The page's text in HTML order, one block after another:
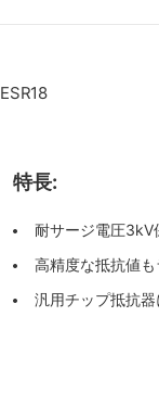
ESR18
特長:
耐サージ電圧3kV
高精度な抵抗値も
汎用チップ抵抗